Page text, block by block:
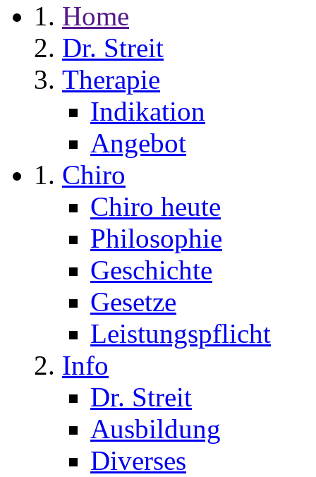
Home
Dr. Streit
Therapie
Indikation
Angebot
Chiro
Chiro heute
Philosophie
Geschichte
Gesetze
Leistungspflicht
Info
Dr. Streit
Ausbildung
Diverses